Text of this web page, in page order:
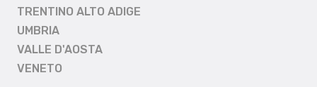
TRENTINO ALTO ADIGE
UMBRIA
VALLE D'AOSTA
VENETO